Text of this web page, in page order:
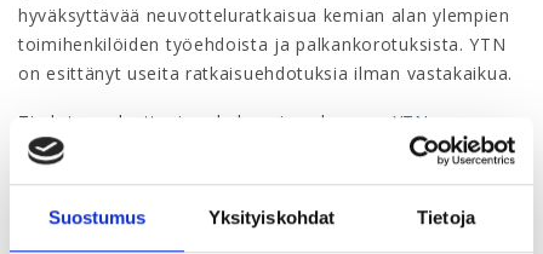
Suostumus Yksityiskohdat Tietoja
hyväksyttävää neuvotteluratkaisua kemian alan ylempien
toimihenkilöiden työehdoista ja palkankorotuksista. YTN
on esittänyt useita ratkaisuehdotuksia ilman vastakaikua.
Tiedote on luettavissa kokonaisuudessaan YTN:n
verkkosivuilla